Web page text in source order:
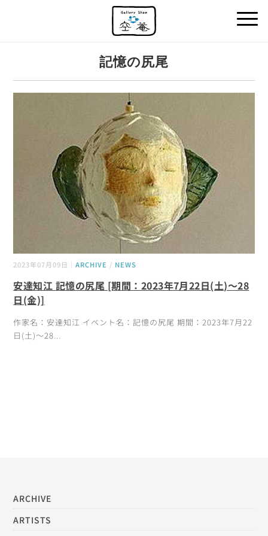
記憶の尻尾
2023年07月09日｜ARCHIVE / NEWS
安達知江 記憶の尻尾 [期間：2023年7月22日(土)～28
日(金)]
作家名：安達知江 イベント名：記憶の尻尾 期間：2023年7月22
日(土)～28...
ARCHIVE
ARTISTS